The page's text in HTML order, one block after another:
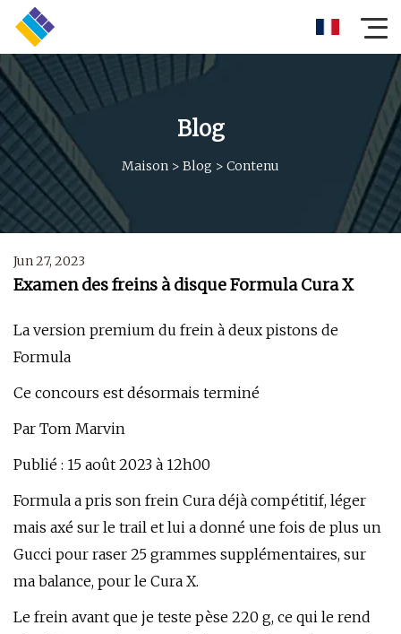
Blog
Maison > Blog > Contenu
Jun 27, 2023
Examen des freins à disque Formula Cura X
La version premium du frein à deux pistons de
Formula
Ce concours est désormais terminé
Par Tom Marvin
Publié : 15 août 2023 à 12h00
Formula a pris son frein Cura déjà compétitif, léger
mais axé sur le trail et lui a donné une fois de plus un
Gucci pour raser 25 grammes supplémentaires, sur
ma balance, pour le Cura X.
Le frein avant que je teste pèse 220 g, ce qui le rend